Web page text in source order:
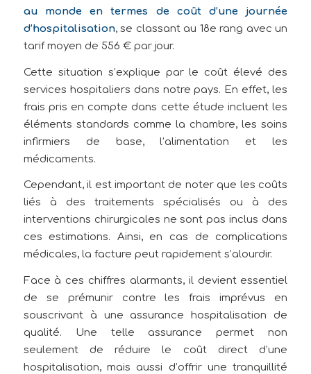
au monde en termes de coût d’une journée
d’hospitalisation, se classant au 18e rang avec un
tarif moyen de 556 € par jour.
Cette situation s’explique par le coût élevé des
services hospitaliers dans notre pays. En effet, les
frais pris en compte dans cette étude incluent les
éléments standards comme la chambre, les soins
infirmiers de base, l’alimentation et les
médicaments.
Cependant, il est important de noter que les coûts
liés à des traitements spécialisés ou à des
interventions chirurgicales ne sont pas inclus dans
ces estimations. Ainsi, en cas de complications
médicales, la facture peut rapidement s’alourdir.
Face à ces chiffres alarmants, il devient essentiel
de se prémunir contre les frais imprévus en
souscrivant à une assurance hospitalisation de
qualité. Une telle assurance permet non
seulement de réduire le coût direct d’une
hospitalisation, mais aussi d’offrir une tranquillité